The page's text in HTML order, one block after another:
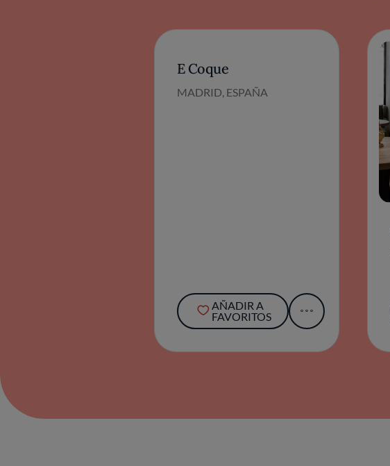
E Coque
MADRID, ESPAÑA
AÑADIR A
FAVORITOS